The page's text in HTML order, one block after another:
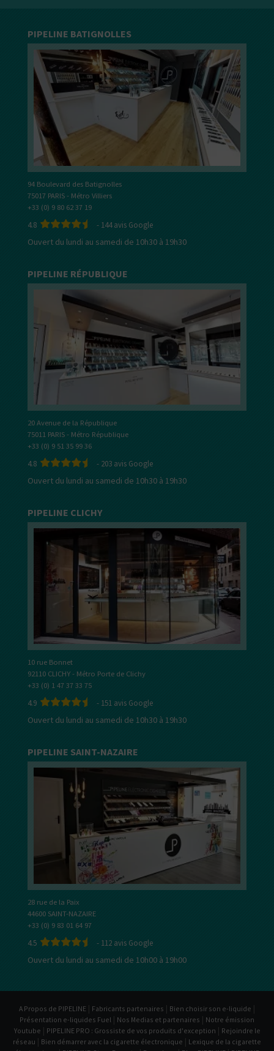
PIPELINE BATIGNOLLES
94 Boulevard des Batignolles
75017 PARIS - Métro Villiers
+33 (0) 9 80 62 37 19
4.8 - 144avis Google
Ouvert du lundi au samedi de 10h30 à 19h30
PIPELINE RÉPUBLIQUE
20 Avenue de la République
75011 PARIS - Métro République
+33 (0) 9 51 35 99 36
4.8 - 203 avis Google
Ouvert du lundi au samedi de 10h30 à 19h30
PIPELINE CLICHY
10 rue Bonnet
92110 CLICHY - Métro Porte de Clichy
+33 (0) 1 47 37 33 75
4.9 - 151 avis Google
Ouvert du lundi au samedi de 10h30 à 19h30
PIPELINE SAINT-NAZAIRE
28 rue de la Paix
44600 SAINT-NAZAIRE
+33 (0) 9 83 01 64 97
4.5 - 112 avis Google
Ouvert du lundi au samedi de 10h00 à 19h00
A Propos de PIPELINE | Fabricants partenaires | Bien choisir son e-liquide |
Présentation e-liquides Fuel | Nos Medias et partenaires | Notre émission
Youtube | PIPELINE PRO : Grossiste de vos produits d'exception | Rejoindre le
réseau | Bien démarrer avec la cigarette électronique | Lexique de la cigarette